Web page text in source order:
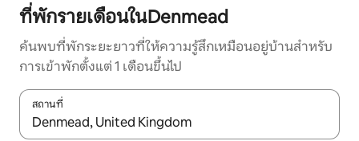
ที่พักรายเดือนในDenmead
ค้นพบที่พักระยะยาวที่ให้ความรู้สึกเหมือนอยู่บ้านสำหรับ
การเข้าพักตั้งแต่ 1 เดือนขึ้นไป
สถานที่
ใช้ลูกศรขึ้นลง หรือใช้การสัมผัสหรือปัด เพื่อสำรวจผลการค้นหา